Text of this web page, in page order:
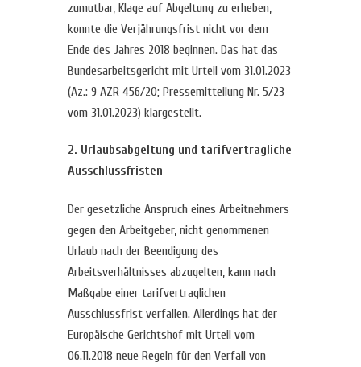
zumutbar, Klage auf Abgeltung zu erheben,
konnte die Verjährungsfrist nicht vor dem
Ende des Jahres 2018 beginnen. Das hat das
Bundesarbeitsgericht mit Urteil vom 31.01.2023
(Az.: 9 AZR 456/20; Pressemitteilung Nr. 5/23
vom 31.01.2023) klargestellt.
2. Urlaubsabgeltung und tarifvertragliche
Ausschlussfristen
Der gesetzliche Anspruch eines Arbeitnehmers
gegen den Arbeitgeber, nicht genommenen
Urlaub nach der Beendigung des
Arbeitsverhältnisses abzugelten, kann nach
Maßgabe einer tarifvertraglichen
Ausschlussfrist verfallen. Allerdings hat der
Europäische Gerichtshof mit Urteil vom
06.11.2018 neue Regeln für den Verfall von